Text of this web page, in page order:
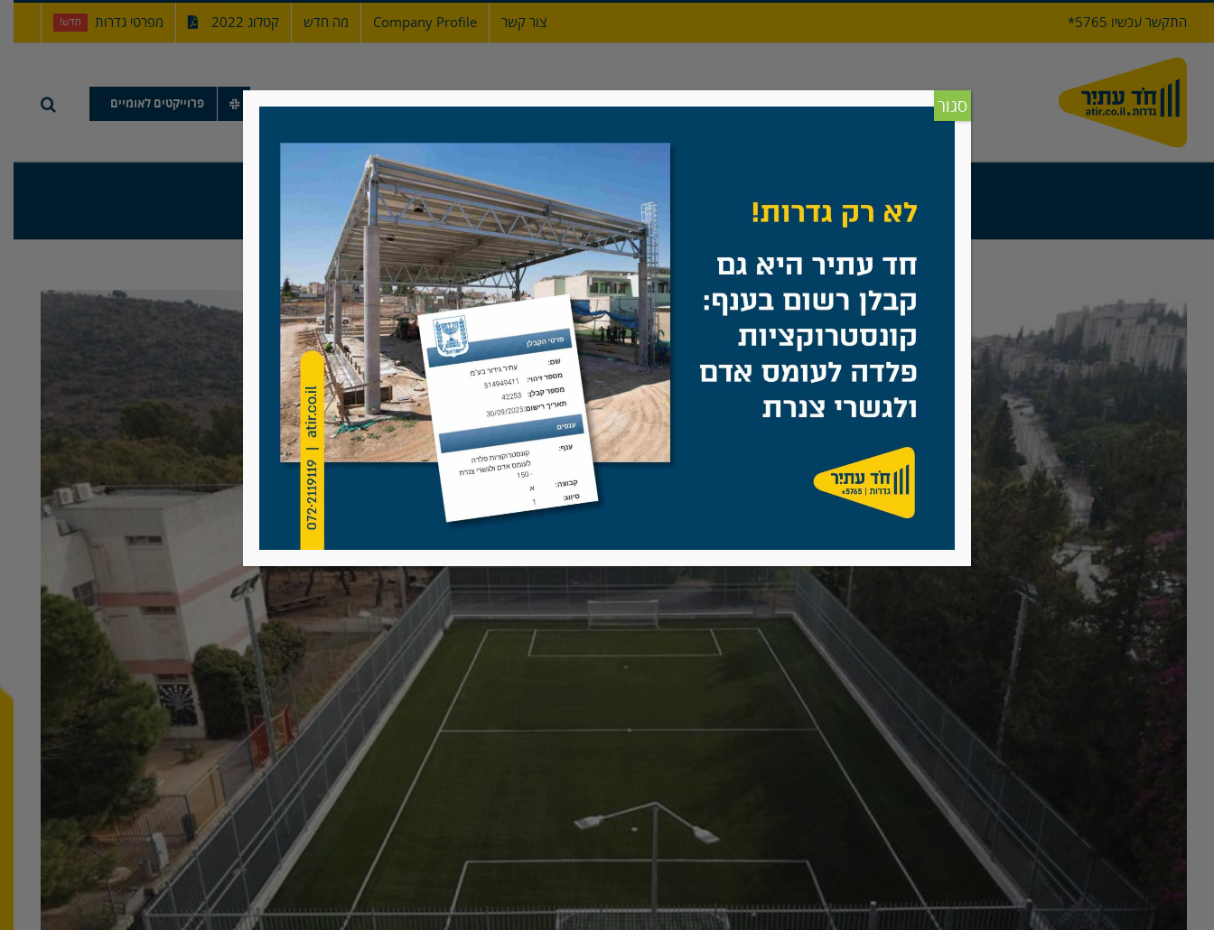
לתוכןהתקשר עכשיו 5765* צור קשר Company Profile מה חדש קטלוג 2022 מפרטי גדרות חדש!
דף הבית אודות גדרות מעקות ברזל שערים תיק עבודות פרוייקטים לאומיים
בית להוסיף קוד לפני </head> תג. מגרש ספורט
סגור